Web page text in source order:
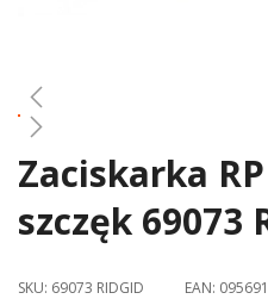
Skip
the
beginning
of
Zaciskarka
szczęk 69073
SKU: 69073 RIDGID EAN: